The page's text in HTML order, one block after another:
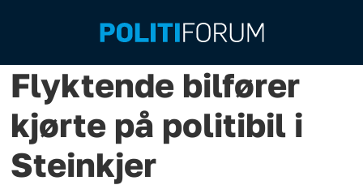
Flyktende bilfører
kjørte på politibil i
Steinkjer